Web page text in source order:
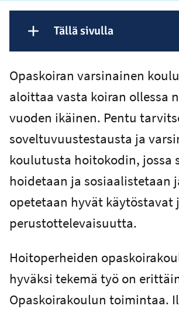
Tällä sivulla
Näytä sisältö
Opaskoiran varsinainen
aloittaa vasta koiran ollessa
vuoden ikäinen. Pentu
soveltuvuustestausta ja
koulutusta hoitokodin, jossa
hoidetaan ja sosiaalistetaan
opetetaan hyvät käytöstavat
perustottelevaisuutta.
Hoitoperheiden
hyväksi tekemä työ on
Opaskoirakoulun toimintaa.